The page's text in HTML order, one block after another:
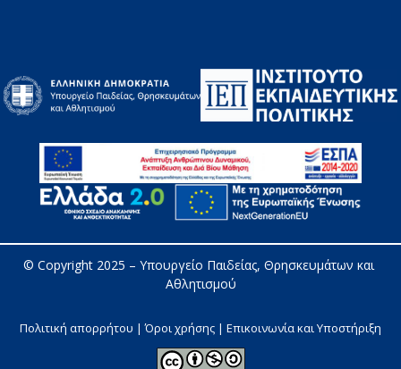
© Copyright 2025 – Υπουργείο Παιδείας, Θρησκευμάτων και
Αθλητισμού
Πολιτική απορρήτου | Όροι χρήσης | Επικοινωνία και Υποστήριξη